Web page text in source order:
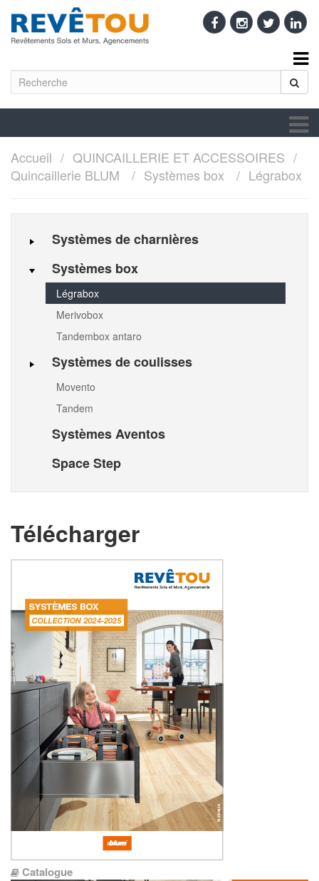
Accueil
QUINCAILLERIE ET ACCESSOIRES
Quincaillerie BLUM
Systèmes box Légrabox
Systèmes de charnières
Systèmes box
Légrabox
Merivobox
Tandembox antaro
Systèmes de coulisses
Movento
Tandem
Systèmes Aventos
Space Step
Télécharger
Catalogue